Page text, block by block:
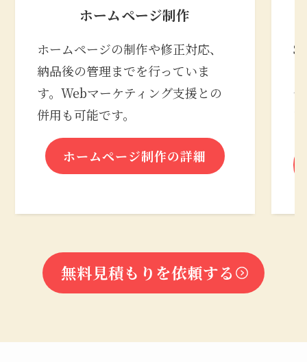
ホームページ制作
ホームページの制作や修正対応、
納品後の管理までを行っていま
す。Webマーケティング支援との
併用も可能です。
ホームページ制作の詳細
無料見積もりを依頼する